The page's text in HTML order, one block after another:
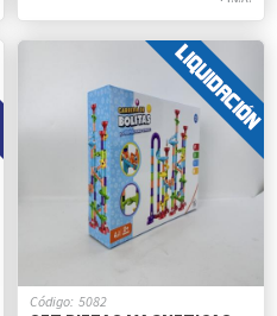
5082